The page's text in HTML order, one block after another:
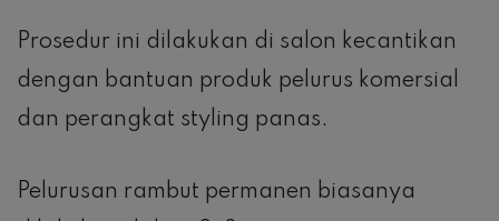
Prosedur ini dilakukan di salon kecantikan
dengan bantuan produk pelurus komersial
dan perangkat styling panas.
Pelurusan rambut permanen biasanya